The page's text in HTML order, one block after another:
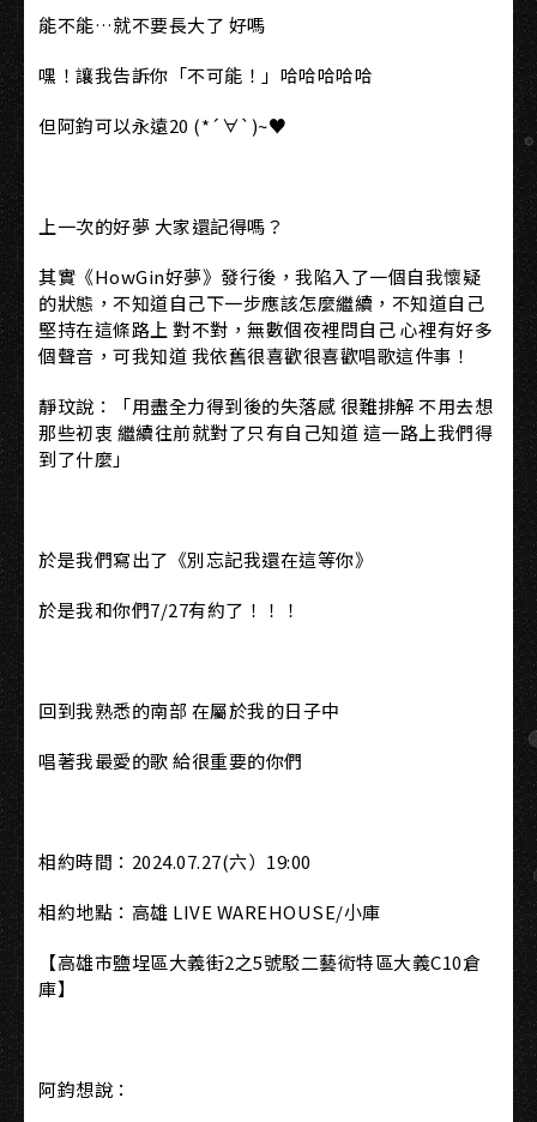
能不能…就不要長大了 好嗎
嘿！讓我告訴你「不可能！」哈哈哈哈哈
但阿鈞可以永遠20 (*´∀`)~♥
上一次的好夢 大家還記得嗎？
其實《HowGin好夢》發行後，我陷入了一個自我懷疑
的狀態，不知道自己下一步應該怎麼繼續，不知道自己
堅持在這條路上 對不對，無數個夜裡問自己 心裡有好多
個聲音，可我知道 我依舊很喜歡很喜歡唱歌這件事！
靜玟說：「用盡全力得到後的失落感 很難排解 不用去想
那些初衷 繼續往前就對了只有自己知道 這一路上我們得
到了什麼」
於是我們寫出了《別忘記我還在這等你》
於是我和你們7/27有約了！！！
回到我熟悉的南部 在屬於我的日子中
唱著我最愛的歌 給很重要的你們
相約時間：2024.07.27(六）19:00
相約地點：高雄 LIVE WAREHOUSE/小庫
【高雄市鹽埕區大義街2之5號駁二藝術特區大義C10倉
庫】
阿鈞想說：